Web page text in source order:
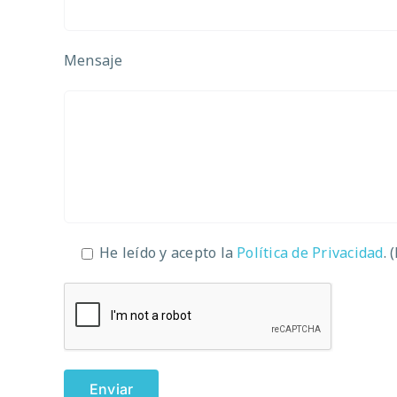
Mensaje
He leído y acepto la Política de Privacidad.